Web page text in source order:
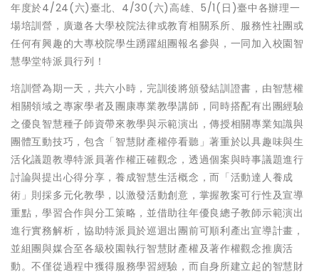
年度於4/24(六)臺北、4/30(六)高雄、5/1(日)臺中各辦理一
場培訓營，廣邀各大學校院法律或教育相關系所、服務性社團或
任何有興趣的大專校院學生踴躍組團報名參與，一同加入校園智
慧學堂特派員行列！
培訓營為期一天，共六小時，完訓後將頒發結訓證書，由智慧權
相關領域之專家學者及團康專業教學講師，同時搭配有出團經驗
之優良智慧種子師資帶來教學與示範演出，傳授相關專業知識與
團體互動技巧，包含「智慧財產權停看聽」著重於以具趣味與生
活化議題教導特派員著作權正確觀念，透過個案與時事議題進行
討論與提出心得分享，養成智慧生活概念，而「活動達人養成
術」則採多元化教學，以激發活動創意，掌握教案可行性及宣導
重點，學習合作與分工策略，並借助往年優良總子教師示範演出
進行實務解析，協助特派員於巡迴出團前可順利產出宣導計畫，
並組團與媒合至各級校園執行智慧財產權及著作權觀念推廣活
動。不僅從過程中獲得服務學習經驗，而自身所建立起的智慧財